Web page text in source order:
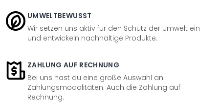
UMWELTBEWUSST
Wir setzen uns aktiv für den Schutz der Umwelt ein
und entwickeln nachhaltige Produkte.
ZAHLUNG AUF RECHNUNG
Bei uns hast du eine große Auswahl an
Zahlungsmodalitäten. Auch die Zahlung auf
Rechnung.